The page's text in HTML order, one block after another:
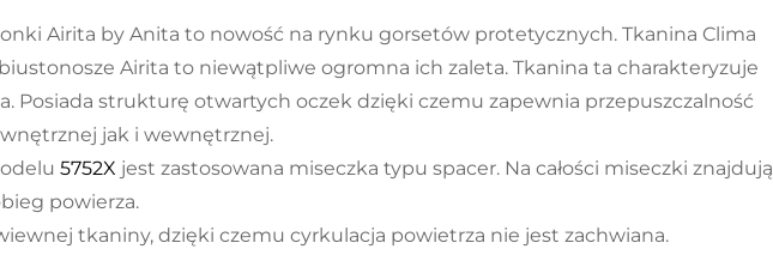
Airita by Anita to nowość na rynku gorsetów protetycznych. Tkanina Clima
Airita to niewątpliwe ogromna ich zaleta. Tkanina ta charakteryzuje
Posiada strukturę otwartych oczek dzięki czemu zapewnia przepuszczalność
jak i wewnętrznej.
5752X jest zastosowana miseczka typu spacer. Na całości miseczki znajdują
powierza.
tkaniny, dzięki czemu cyrkulacja powietrza nie jest zachwiana.